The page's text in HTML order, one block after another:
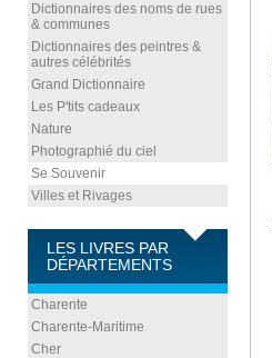
Dictionnaires des noms de rues
& communes
Dictionnaires des peintres &
autres célébrités
Grand Dictionnaire
Les P'tits cadeaux
Nature
Photographié du ciel
Se Souvenir
Villes et Rivages
LES LIVRES PAR
DÉPARTEMENTS
Charente
Charente-Maritime
Cher